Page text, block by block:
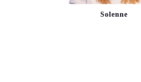
Solenne